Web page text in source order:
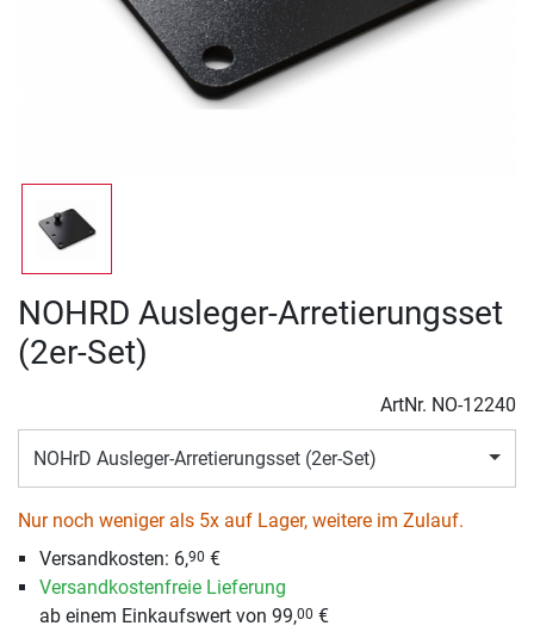
NOHRD Ausleger-Arretierungsset
(2er-Set)
ArtNr. NO-12240
NOHrD Ausleger-Arretierungsset (2er-Set)
Nur noch weniger als 5x auf Lager, weitere im Zulauf.
Versandkosten: 6,90 €
Versandkostenfreie Lieferung
ab einem Einkaufswert von 99,00 €